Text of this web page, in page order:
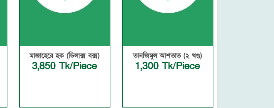
মাজাহেরে হক (ডিলাক্স বক্স)
3,850 Tk/Piece
তানজিমুল আশতাত (২ খণ্ড)
1,300 Tk/Piece